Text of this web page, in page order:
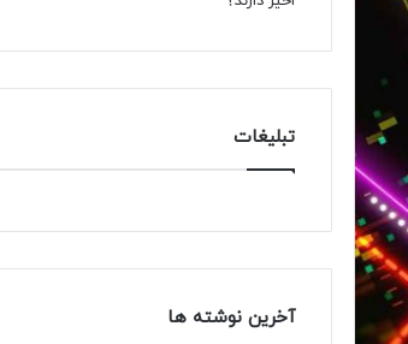
تبلیغات
آخرین نوشته ها